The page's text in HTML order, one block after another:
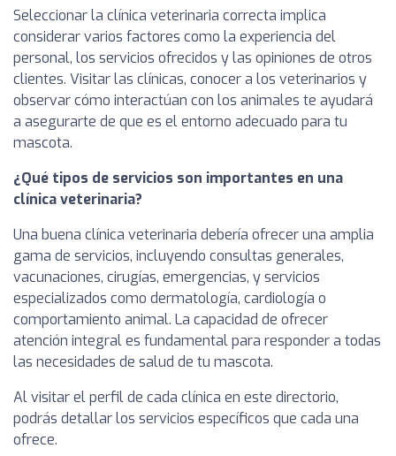
Seleccionar la clínica veterinaria correcta implica
considerar varios factores como la experiencia del
personal, los servicios ofrecidos y las opiniones de otros
clientes. Visitar las clínicas, conocer a los veterinarios y
observar cómo interactúan con los animales te ayudará
a asegurarte de que es el entorno adecuado para tu
mascota.
¿Qué tipos de servicios son importantes en una
clínica veterinaria?
Una buena clínica veterinaria debería ofrecer una amplia
gama de servicios, incluyendo consultas generales,
vacunaciones, cirugías, emergencias, y servicios
especializados como dermatología, cardiología o
comportamiento animal. La capacidad de ofrecer
atención integral es fundamental para responder a todas
las necesidades de salud de tu mascota.
Al visitar el perfil de cada clínica en este directorio,
podrás detallar los servicios específicos que cada una
ofrece.